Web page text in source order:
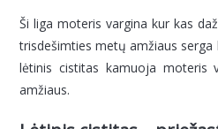
Ši liga moteris vargina kur kas
trisdešimties metų amžiaus serga
lėtinis cistitas kamuoja moteris
amžiaus.